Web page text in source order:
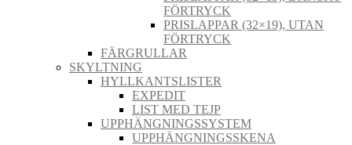
FÖRTRYCK
PRISLAPPAR (32×19), UTAN
FÖRTRYCK
FÄRGRULLAR
SKYLTNING
HYLLKANTSLISTER
EXPEDIT
LIST MED TEJP
UPPHÄNGNINGSSYSTEM
UPPHÄNGNINGSSKENA